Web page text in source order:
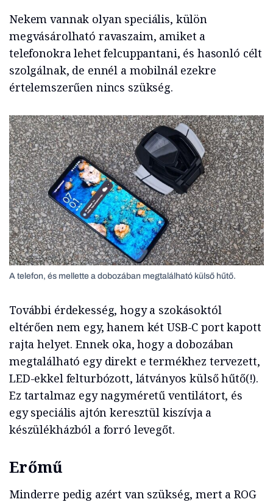
Nekem vannak olyan speciális, külön
megvásárolható ravaszaim, amiket a
telefonokra lehet felcuppantani, és hasonló célt
szolgálnak, de ennél a mobilnál ezekre
értelemszerűen nincs szükség.
A telefon, és mellette a dobozában megtalálható külső hűtő.
További érdekesség, hogy a szokásoktól
eltérően nem egy, hanem két USB-C port kapott
rajta helyet. Ennek oka, hogy a dobozában
megtalálható egy direkt e termékhez tervezett,
LED-ekkel felturbózott, látványos külső hűtő(!).
Ez tartalmaz egy nagyméretű ventilátort, és
egy speciális ajtón keresztül kiszívja a
készülékházból a forró levegőt.
Erőmű
Minderre pedig azért van szükség, mert a ROG